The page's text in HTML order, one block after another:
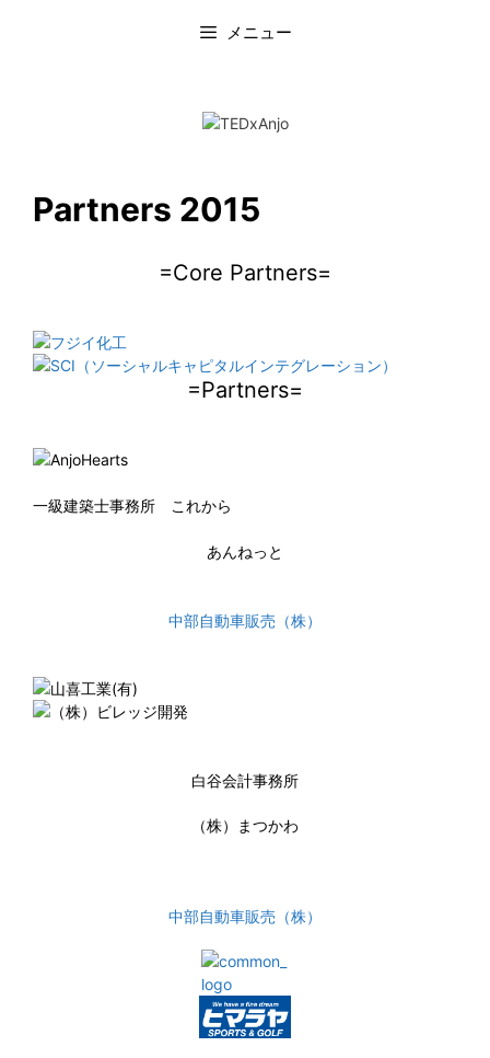
メニュー
Partners 2015
=Core Partners=
=Partners=
一級建築士事務所 これから
あんねっと
中部自動車販売（株）
白谷会計事務所
（株）まつかわ
中部自動車販売（株）